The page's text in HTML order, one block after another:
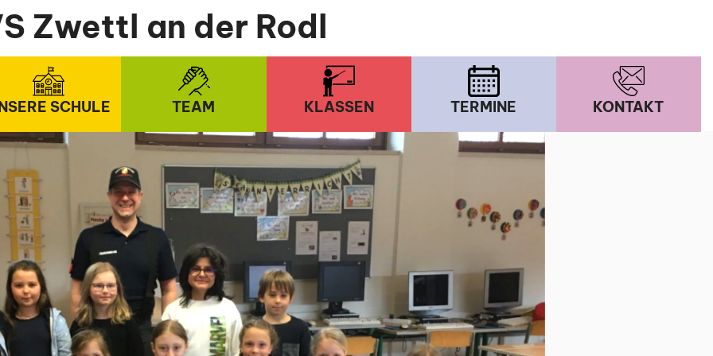
Zwettl an der Rodl
SCHULE TEAM KLASSEN TERMINE KONTAKT